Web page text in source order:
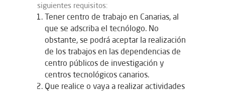
siguientes requisitos:
Tener centro de trabajo en Canarias, al
que se adscriba el tecnólogo. No
obstante, se podrá aceptar la realización
de los trabajos en las dependencias de
centro públicos de investigación y
centros tecnológicos canarios.
Que realice o vaya a realizar actividades